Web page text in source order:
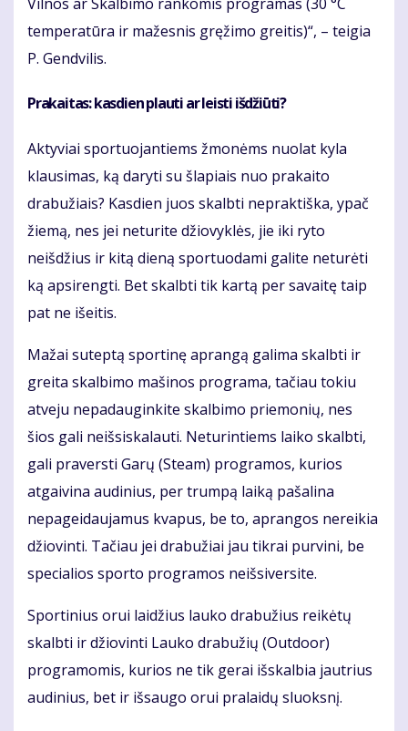
temperatūra ir mažesnis gręžimo greitis)“, – teigia
P. Gendvilis.
Prakaitas: kasdien plauti ar leisti išdžiūti?
Aktyviai sportuojantiems žmonėms nuolat kyla
klausimas, ką daryti su šlapiais nuo prakaito
drabužiais? Kasdien juos skalbti nepraktiška, ypač
žiemą, nes jei neturite džiovyklės, jie iki ryto
neišdžius ir kitą dieną sportuodami galite neturėti
ką apsirengti. Bet skalbti tik kartą per savaitę taip
pat ne išeitis.
Mažai suteptą sportinę aprangą galima skalbti ir
greita skalbimo mašinos programa, tačiau tokiu
atveju nepadauginkite skalbimo priemonių, nes
šios gali neišsiskalauti. Neturintiems laiko skalbti,
gali praversti Garų (Steam) programos, kurios
atgaivina audinius, per trumpą laiką pašalina
nepageidaujamus kvapus, be to, aprangos nereikia
džiovinti. Tačiau jei drabužiai jau tikrai purvini, be
specialios sporto programos neišsiversite.
Sportinius orui laidžius lauko drabužius reikėtų
skalbti ir džiovinti Lauko drabužių (Outdoor)
programomis, kurios ne tik gerai išskalbia jautrius
audinius, bet ir išsaugo orui pralaidų sluoksnį.